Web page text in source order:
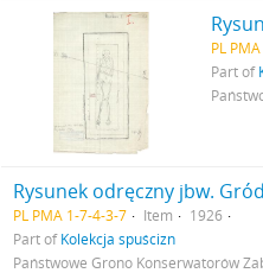
PL
Part of
PL PMA 1-7-4-3-7 Item
1926
Part ofKolekcja spuścizn
Państwowe Grono Konserwatorów